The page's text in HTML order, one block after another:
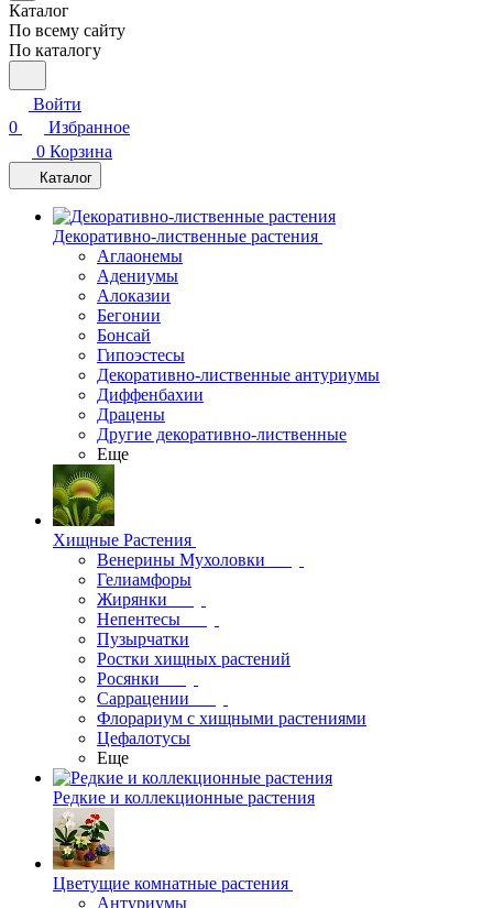
Каталог
По всему сайту
По каталогу
Войти
0
Избранное
0 Корзина
Каталог
Декоративно-лиственные растения
Аглаонемы
Адениумы
Алоказии
Бегонии
Бонсай
Гипоэстесы
Декоративно-лиственные антуриумы
Диффенбахии
Драцены
Другие декоративно-лиственные
Еще
Хищные Растения
Венерины Мухоловки
Гелиамфоры
Жирянки
Непентесы
Пузырчатки
Ростки хищных растений
Росянки
Саррацении
Флорариум с хищными растениями
Цефалотусы
Еще
Редкие и коллекционные растения
Цветущие комнатные растения
Антуриумы